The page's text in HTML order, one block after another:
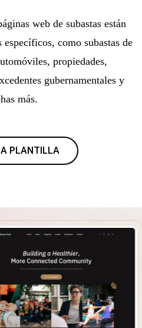
web de subastas están
como subastas de
propiedades,
gubernamentales y
más.
PLANTILLA